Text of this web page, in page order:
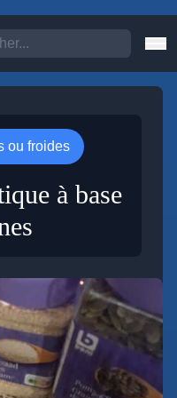
ou froides
à base